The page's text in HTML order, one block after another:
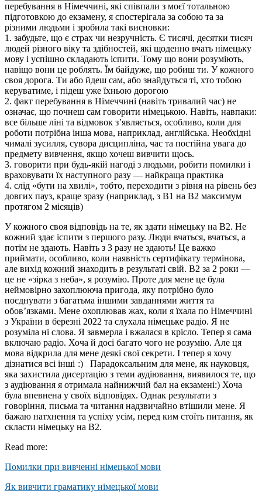
перебування в Німеччині, які співпали з моєї тотальною
підготовкою до екзамену, я спостерігала за собою та за
різними людьми і зробила такі висновки:
1. забудьте, що є страх чи незручність. Є тисячі, десятки тисяч
людей різного віку та здібностей, які щоденно вчать німецьку
мову і успішно складають іспити. Тому що вони розуміють,
навіщо вони це роблять. Їм байдуже, що робиш ти. У кожного
своя дорога. Ти або йдеш сам, або знайдуться ті, хто тобою
керуватиме, і підеш уже їхньою дорогою
2. факт перебування в Німеччині (навіть тривалий час) не
означає, що почнеш сам говорити німецькою. Навіть, навпаки:
все більше ліні та відмовок з’являється, особливо, коли для
роботи потрібна інша мова, наприклад, англійська. Необхідні
чималі зусилля, сувора дисципліна, час та постійна увага до
предмету вивчення, якщо хочеш вивчити щось.
3. говорити при будь-якій нагоді з людьми, робити помилки і
враховувати їх наступного разу — найкраща практика
4. слід «бути на хвилі», тобто, переходити з рівня на рівень без
довгих пауз, краще зразу (наприклад, з В1 на В2 максимум
протягом 2 місяців)
У кожного своя відповідь на те, як здати німецьку на В2. Не
кожний здає іспити з першого разу. Люди вчаться, вчаться, а
потім не здають. Навіть з 3 разу не здають! Це важко
приймати, особливо, коли наявність сертифікату термінова,
але вихід кожний знаходить в результаті свій. В2 за 2 роки —
це не «зірка з неба», я розумію. Проте для мене це була
неймовірно захоплююча пригода, яку потрібно було
поєднувати з багатьма іншими завданнями життя та
обов’язками. Мене охоплював жах, коли я їхала по Німеччині
з України в березні 2022 та слухала німецьке радіо. Я не
розуміла ні слова. Я завмерла і вжалася в крісло. Тепер я сама
включаю радіо. Хоча й досі багато чого не розумію. Але ця
мова відкрила для мене деякі свої секрети. І тепер я хочу
дізнатися всі інші
Парадоксальним для мене, як науковця,
яка захистила дисертацію з теми аудіювання, виявилося те, що
з аудіювання я отримала найнижчий бал на екзамені:) Хоча
була впевнена у своїх відповідях. Однак результати з
говоріння, письма та читання надзвичайно втішили мене. Я
бажаю натхнення та успіху усім, перед ким стоїть питання, як
скласти німецьку на В2.
Read more:
Помилки при вивченні німецької мови
Як вивчити граматику німецької мови